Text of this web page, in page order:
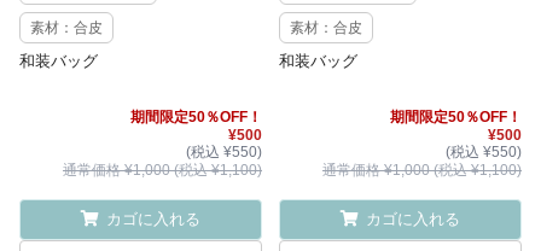
素材：合皮
和装バッグ
期間限定50％OFF！
¥500
(税込 ¥550)
通常価格 ¥1,000 (税込 ¥1,100)
カゴに入れる
素材：合皮
和装バッグ
期間限定50％OFF！
¥500
(税込 ¥550)
通常価格 ¥1,000 (税込 ¥1,100)
カゴに入れる